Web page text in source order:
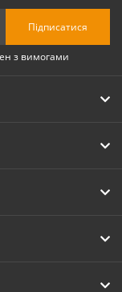
Підписатися
з вимогами